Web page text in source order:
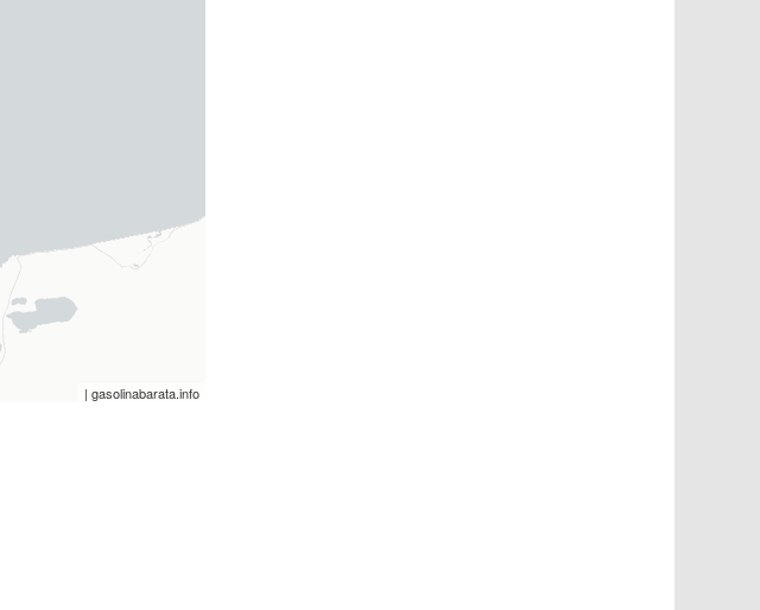
| gasolinabarata.info